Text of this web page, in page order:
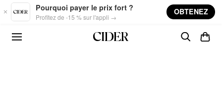
Skip to main content
Pourquoi payer le prix fort ?
Profitez de -15 % sur l'appli →
OBTENEZ